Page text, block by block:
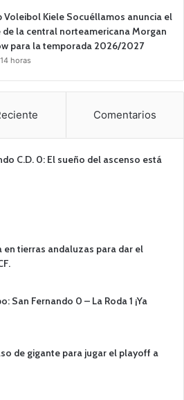
Voleibol Kiele Socuéllamos anuncia el
de la central norteamericana Morgan
para la temporada 2026/2027
horas
Comentarios
C.D. 0: El sueño del ascenso está
tierras andaluzas para dar el
San Fernando 0 – La Roda 1 ¡Ya
de gigante para jugar el playoff a